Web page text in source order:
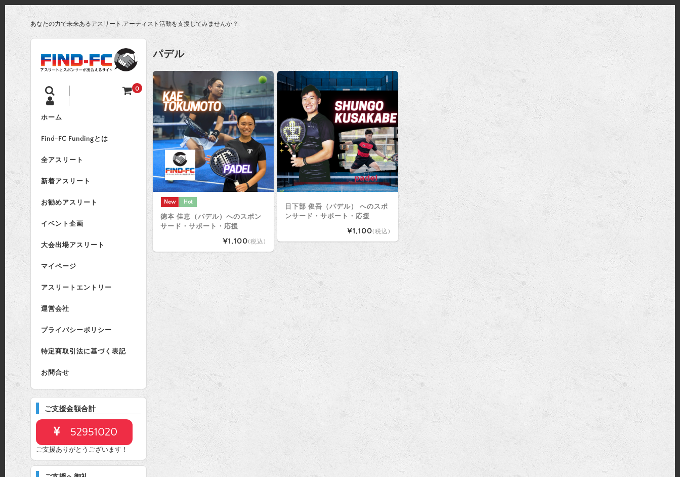
あなたの力で未来あるアスリート,アーティスト活動を支援してみませんか？
0
ホーム
Find-FC Fundingとは
全アスリート
新着アスリート
お勧めアスリート
イベント企画
大会出場アスリート
マイページ
アスリートエントリー
運営会社
プライバシーポリシー
特定商取引法に基づく表記
お問合せ
パデル
New Hot
徳本 佳恵（パデル）へのスポン
サード・サポート・応援
¥1,100(税込)
日下部 俊吾（パデル） へのスポ
ンサード・サポート・応援
¥1,100(税込)
ご支援金額合計
52951020
ご支援ありがとうございます！